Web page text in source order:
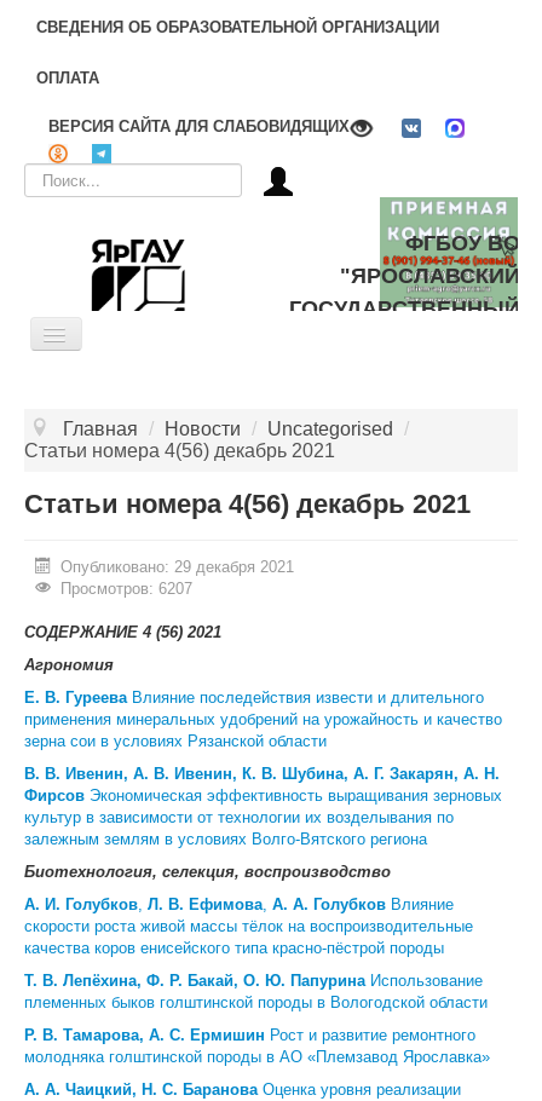
СВЕДЕНИЯ ОБ ОБРАЗОВАТЕЛЬНОЙ ОРГАНИЗАЦИИ
ОПЛАТА
ВЕРСИЯ САЙТА ДЛЯ СЛАБОВИДЯЩИХ
Искать...
ФГБОУ ВО
"ЯРОСЛАВСКИЙ
ГОСУДАРСТВЕННЫЙ
Toggle
ЦЕЛЕВОЕ ОБУЧЕНИЕ
ИНОСТРАННЫМ ГРАЖДАНАМ
#БЕРЕГИЗДОРОВЬЕ
АБИТУРИЕНТУ
КОНКУРСНЫЕ СПИСКИ
ПОДГОТОВИТЕЛЬНОЕ ОТДЕЛЕНИЕ ДЛЯ ИНОСТРАНЦЕВ
ПРИКАЗЫ О ЗАЧИСЛЕНИИ
ЦЕНТР КОМПЕТЕНЦИЙ
НОВОСТИ
ОБРАЗОВАНИЕ
РАБОТА В УНИВЕРСИТЕТЕ
Главная / Новости / Uncategorised
/
Статьи номера 4(56) декабрь 2021
Статьи номера 4(56) декабрь 2021
Опубликовано: 29 декабря 2021
Просмотров: 6207
СОДЕРЖАНИЕ 4 (56) 2021
Агрономия
Е. В. Гуреева Влияние последействия извести и длительного
применения минеральных удобрений на урожайность и качество
зерна сои в условиях Рязанской области
В. В. Ивенин, А. В. Ивенин, К. В. Шубина, А. Г. Закарян, А. Н.
Фирсов Экономическая эффективность выращивания зерновых
культур в зависимости от технологии их возделывания по
залежным землям в условиях Волго-Вятского региона
Биотехнология, селекция, воспроизводство
А. И. Голубков, Л. В. Ефимова, А. А. Голубков Влияние
скорости роста живой массы тёлок на воспроизводительные
качества коров енисейского типа красно-пёстрой породы
Т. В. Лепёхина, Ф. Р. Бакай, О. Ю. Папурина Использование
племенных быков голштинской породы в Вологодской области
Р. В. Тамарова, А. С. Ермишин Рост и развитие ремонтного
молодняка голштинской породы в АО «Племзавод Ярославка»
А. А. Чаицкий, Н. С. Баранова Оценка уровня реализации